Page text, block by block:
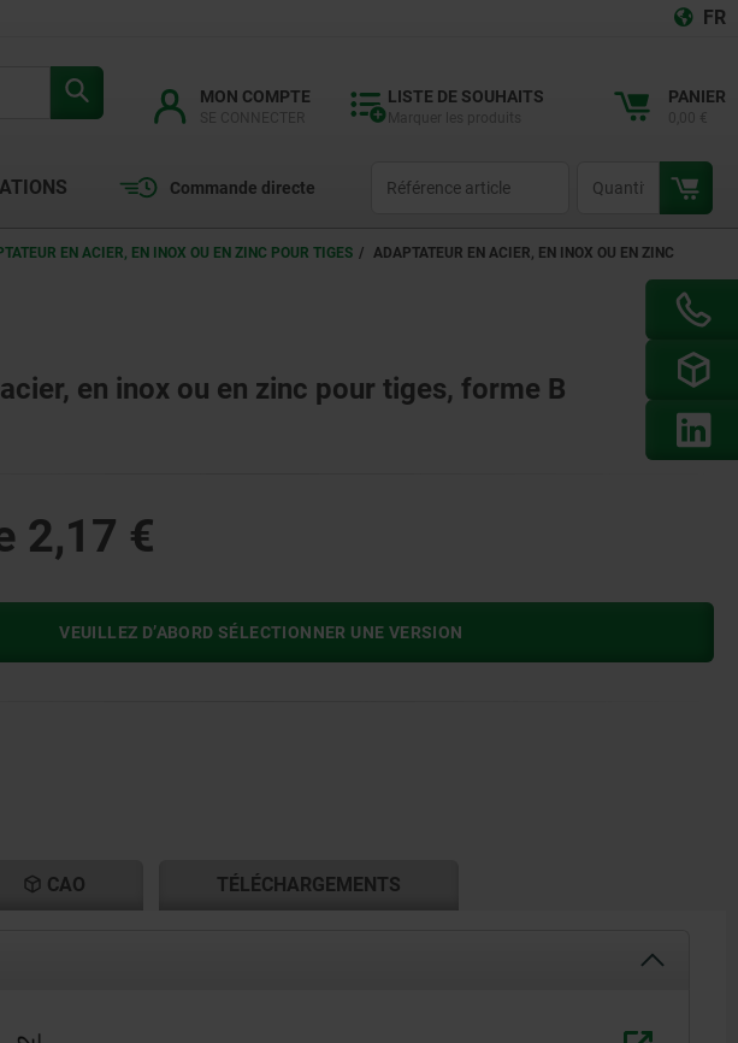
FR
MON COMPTE LISTE DE SOUHAITS PANIER
Commande directe
EN ACIER, EN INOX OU EN ZINC POUR TIGES
ADAPTATEUR EN ACIER, EN INOX OU EN ZINC
en inox ou en zinc pour tiges, forme B
2,17 €
VEUILLEZ D’ABORD SÉLECTIONNER UNE VERSION
CAO TÉLÉCHARGEMENTS